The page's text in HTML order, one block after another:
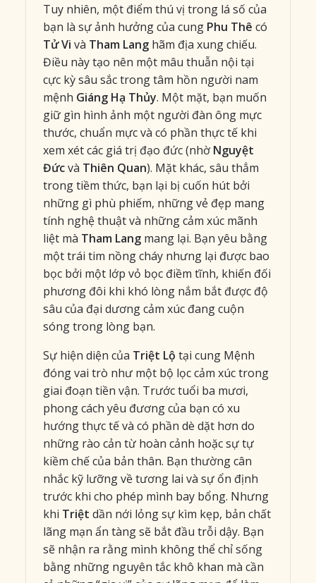
Tuy nhiên, một điểm thú vị trong lá số của
bạn là sự ảnh hưởng của cung Phu Thê có
Tử Vi và Tham Lang hãm địa xung chiếu.
Điều này tạo nên một mâu thuẫn nội tại
cực kỳ sâu sắc trong tâm hồn người nam
mệnh Giáng Hạ Thủy. Một mặt, bạn muốn
giữ gìn hình ảnh một người đàn ông mực
thước, chuẩn mực và có phần thực tế khi
xem xét các giá trị đạo đức (nhờ Nguyệt
Đứcvà Thiên Quan). Mặt khác, sâu thẳm
trong tiềm thức, bạn lại bị cuốn hút bởi
những gì phù phiếm, những vẻ đẹp mang
tính nghệ thuật và những cảm xúc mãnh
liệt mà Tham Lang mang lại. Bạn yêu bằng
một trái tim nồng cháy nhưng lại được bao
bọc bởi một lớp vỏ bọc điềm tĩnh, khiến đối
phương đôi khi khó lòng nắm bắt được độ
sâu của đại dương cảm xúc đang cuộn
sóng trong lòng bạn.
Sự hiện diện của Triệt Lộ tại cung Mệnh
đóng vai trò như một bộ lọc cảm xúc trong
giai đoạn tiền vận. Trước tuổi ba mươi,
phong cách yêu đương của bạn có xu
hướng thực tế và có phần dè dặt hơn do
những rào cản từ hoàn cảnh hoặc sự tự
kiềm chế của bản thân. Bạn thường cân
nhắc kỹ lưỡng về tương lai và sự ổn định
trước khi cho phép mình bay bổng. Nhưng
khi Triệt dần nới lỏng sự kìm kẹp, bản chất
lãng mạn ẩn tàng sẽ bắt đầu trỗi dậy. Bạn
sẽ nhận ra rằng mình không thể chỉ sống
bằng những nguyên tắc khô khan mà cần